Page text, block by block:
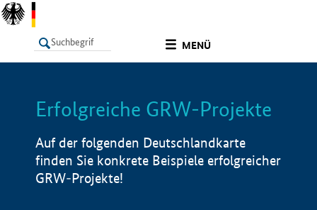
MENÜ
LISTE Info
Erfolgreiche GRW-Projekte
Auf der folgenden Deutschlandkarte
finden Sie konkrete Beispiele erfolgreicher
GRW-Projekte!